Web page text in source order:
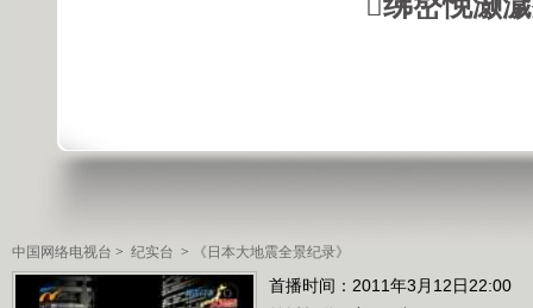
中国网络电视台 > 纪实台 > 《日本大地震全景纪录》
首播时间：2011年3月12日22:00